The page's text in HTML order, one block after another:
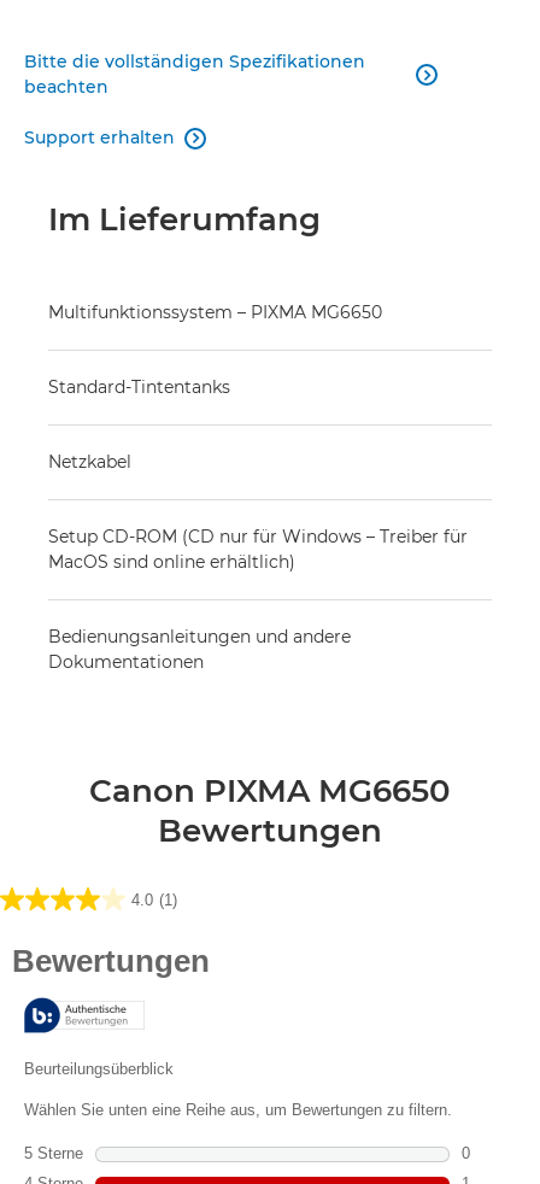
Bitte die vollständigen Spezifikationen
beachten

Support erhalten 
Im Lieferumfang
Multifunktionssystem – PIXMA MG6650
Standard-Tintentanks
Netzkabel
Setup CD-ROM (CD nur für Windows – Treiber für
MacOS sind online erhältlich)
Bedienungsanleitungen und andere
Dokumentationen
Canon PIXMA MG6650
Bewertungen
4.0 (1)
4.0
Bewertung